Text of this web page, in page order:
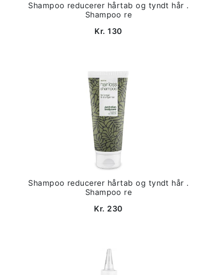
Shampoo reducerer hårtab og tyndt hår .
Shampoo re
Kr. 130
Shampoo reducerer hårtab og tyndt hår .
Shampoo re
Kr. 230